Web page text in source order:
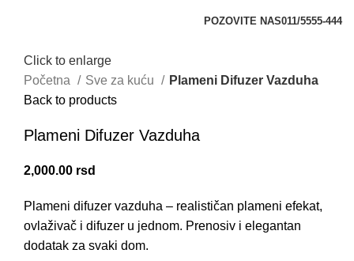
POZOVITE NAS011/5555-444
Click to enlarge
Početna
Sve za kuću
Plameni Difuzer Vazduha
Back to products
Plameni Difuzer Vazduha
2,000.00 rsd
Plameni difuzer vazduha – realističan plameni efekat,
ovlaživač i difuzer u jednom. Prenosiv i elegantan
dodatak za svaki dom.